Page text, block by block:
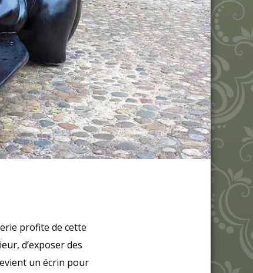
profite de cette
d’exposer des
un écrin pour